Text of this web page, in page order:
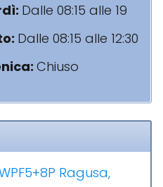
Dalle 08:15 alle 19
Dalle 08:15 alle 12:30
Chiuso
Ragusa,